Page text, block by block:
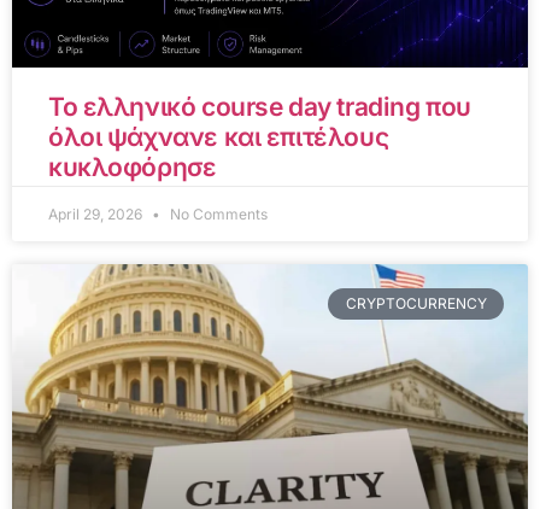
Το ελληνικό course day trading που
όλοι ψάχνανε και επιτέλους
κυκλοφόρησε
April 29, 2026 No Comments
CRYPTOCURRENCY